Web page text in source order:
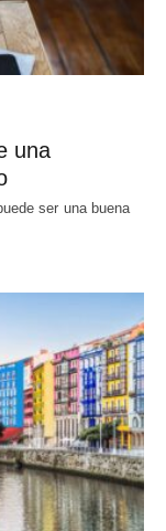
una
ser una buena